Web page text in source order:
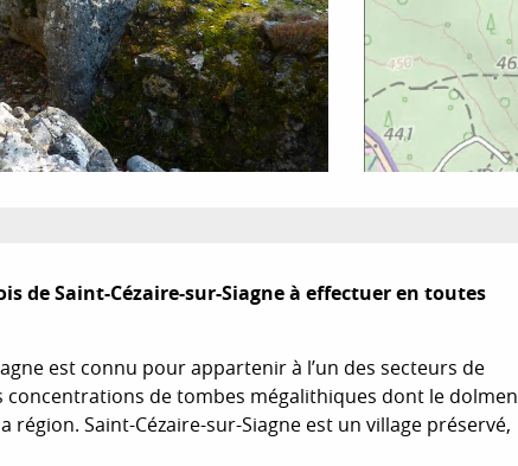
de Saint-Cézaire-sur-Siagne à effectuer en toutes
est connu pour appartenir à l’un des secteurs de
concentrations de tombes mégalithiques dont le dolmen
région. Saint-Cézaire-sur-Siagne est un village préservé,